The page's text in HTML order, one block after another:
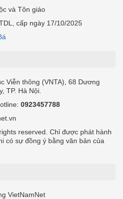
và Tôn giáo
cấp ngày 17/10/2025
Viễn thông (VNTA), 68 Dương
TP. Hà Nội.
0923457788
reserved. Chỉ được phát hành
có sự đồng ý bằng văn bản của
VietNamNet